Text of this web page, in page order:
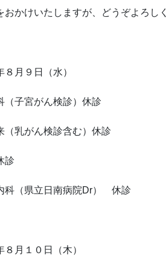
おかけいたしますが、どうぞよろし
８月９日（水）
（子宮がん検診）休診
（乳がん検診含む）休診
診
科（県立日南病院Dr） 休診
８月１０日（木）